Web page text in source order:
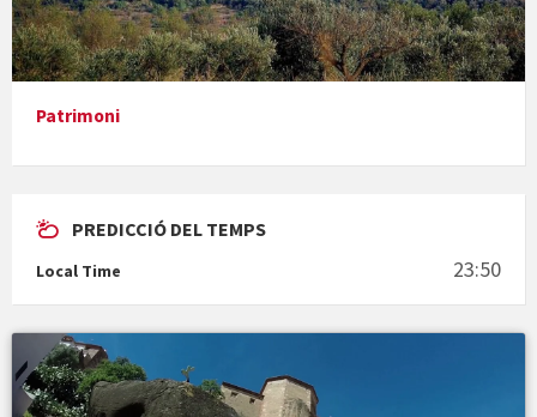
En Bum
Vermuts a la Font. Hit parit
Patrimoni
PREDICCIÓ DEL TEMPS
Local Time 23:50